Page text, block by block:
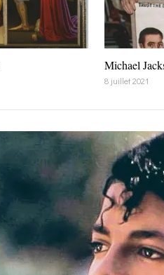
Michael
8 juillet 2021